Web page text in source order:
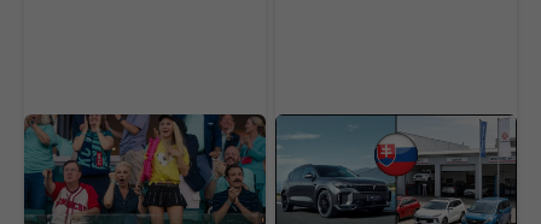
Najlepší komediálny
seriál sa vrátil a prvá časť
už je online. Ohlasy sa
rozchádzajú
Čínske autá útočia na
svoju najväčšiu slabinu.
Toto má byť riešenie,
ako si získať Slovákov